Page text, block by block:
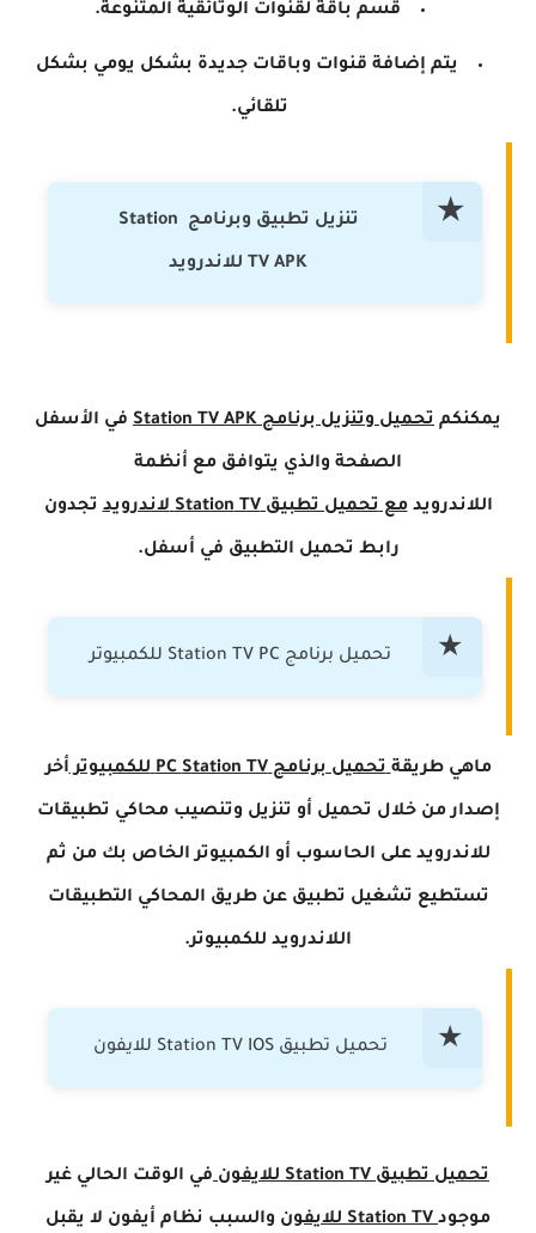
قسم باقة لقنوات الوثائقية المتنوعة.
يتم إضافة قنوات وباقات جديدة بشكل يومي بشكل
تلقائي.
تنزيل تطبيق وبرنامج Station
TV APK للاندرويد
يمكنكم تحميل وتنزيل برنامج Station TVAPK في الأسفل
الصفحة والذي يتوافق مع أنظمة
اللاندرويدمعتحميل تطبيق StationTV لاندرويد تجدون
رابط تحميل التطبيق في أسفل.
تحميل برنامج Station TV PC للكمبيوتر
ماهي طريقة تحميل برنامج PCStation TV للكمبيوترأخر
إصدار من خلال تحميل أو تنزيل وتنصيب محاكي تطبيقات
للاندرويد على الحاسوب أو الكمبيوتر الخاص بك من ثم
تستطيع تشغيل تطبيق عن طريق المحاكي التطبيقات
اللاندرويد للكمبيوتر.
تحميل تطبيق Station TV IOS للايفون
تحميل تطبيقStation TV للايفونفي الوقت الحالي غير
موجود StationTV للايفون والسبب نظام أيفون لا يقبل